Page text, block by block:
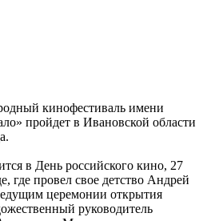
кинофестиваль имени
пройдет в Ивановской области
в День российского кино, 27
где провел свое детство Андрей
церемонии открытия
руководитель